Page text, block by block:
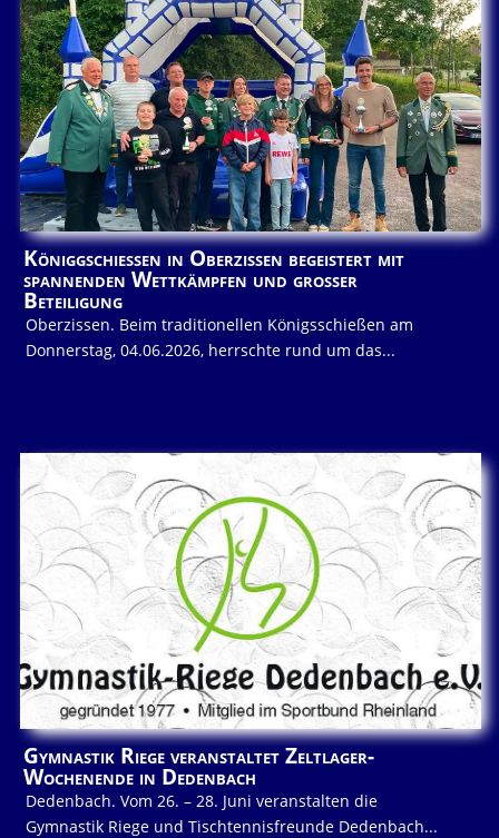
Königgschießen in Oberzissen begeistert mit
spannenden Wettkämpfen und großer
Beteiligung
Oberzissen. Beim traditionellen Königsschießen am
Donnerstag, 04.06.2026, herrschte rund um das...
Gymnastik Riege veranstaltet Zeltlager-
Wochenende in Dedenbach
Dedenbach. Vom 26. – 28. Juni veranstalten die
Gymnastik Riege und Tischtennisfreunde Dedenbach...